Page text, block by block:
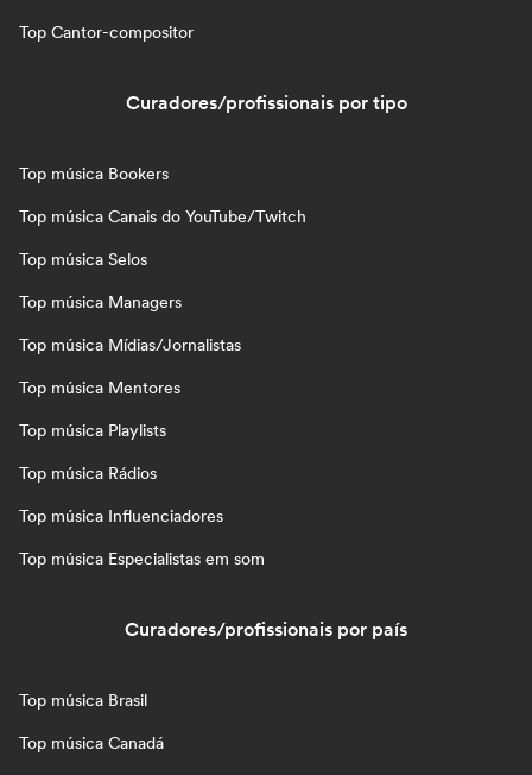
Top Cantor-compositor
Curadores/profissionais por tipo
Top música Bookers
Top música Canais do YouTube/Twitch
Top música Selos
Top música Managers
Top música Mídias/Jornalistas
Top música Mentores
Top música Playlists
Top música Rádios
Top música Influenciadores
Top música Especialistas em som
Curadores/profissionais por país
Top música Brasil
Top música Canadá